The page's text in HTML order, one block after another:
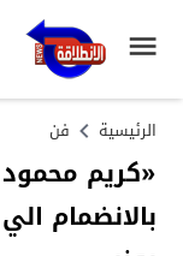
الرئيسية فن
«كريم
بالانضمام